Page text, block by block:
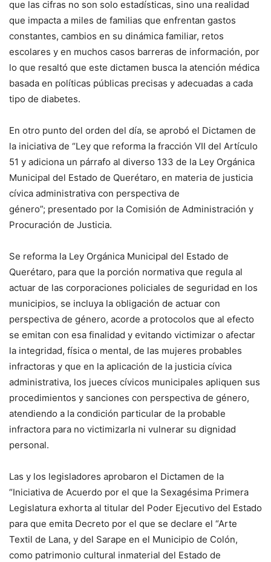
que las cifras no son solo estadísticas, sino una realidad
que impacta a miles de familias que enfrentan gastos
constantes, cambios en su dinámica familiar, retos
escolares y en muchos casos barreras de información, por
lo que resaltó que este dictamen busca la atención médica
basada en políticas públicas precisas y adecuadas a cada
tipo de diabetes.
En otro punto del orden del día, se aprobó el Dictamen de
la iniciativa de “Ley que reforma la fracción VII del Artículo
51 y adiciona un párrafo al diverso 133 de la Ley Orgánica
Municipal del Estado de Querétaro, en materia de justicia
cívica administrativa con perspectiva de
género”; presentado por la Comisión de Administración y
Procuración de Justicia.
Se reforma la Ley Orgánica Municipal del Estado de
Querétaro, para que la porción normativa que regula al
actuar de las corporaciones policiales de seguridad en los
municipios, se incluya la obligación de actuar con
perspectiva de género, acorde a protocolos que al efecto
se emitan con esa finalidad y evitando victimizar o afectar
la integridad, física o mental, de las mujeres probables
infractoras y que en la aplicación de la justicia cívica
administrativa, los jueces cívicos municipales apliquen sus
procedimientos y sanciones con perspectiva de género,
atendiendo a la condición particular de la probable
infractora para no victimizarla ni vulnerar su dignidad
personal.
Las y los legisladores aprobaron el Dictamen de la
“Iniciativa de Acuerdo por el que la Sexagésima Primera
Legislatura exhorta al titular del Poder Ejecutivo del Estado
para que emita Decreto por el que se declare el “Arte
Textil de Lana, y del Sarape en el Municipio de Colón,
como patrimonio cultural inmaterial del Estado de